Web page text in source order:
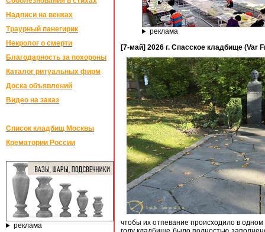
Надписи на венках
Траурный панегирик
Некролог о смерти
Благодарность за похороны
Каталог ритуальных фирм
Доска объявлений
Видео на заказ
Список кладбищ Москвы
Крематории России
реклама
реклама
[7-май] 2026 г. Спасское кладбище (Var
чтобы их отпевание происходило в